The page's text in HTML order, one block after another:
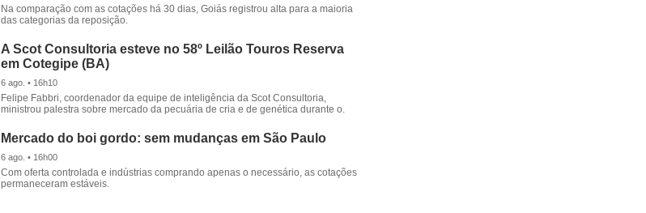
Na comparação com as cotações há 30 dias, Goiás registrou alta para a maioria
das categorias da reposição.
A Scot Consultoria esteve no 58º Leilão Touros Reserva
em Cotegipe (BA)
6 ago. • 16h10
Felipe Fabbri, coordenador da equipe de inteligência da Scot Consultoria,
ministrou palestra sobre mercado da pecuária de cria e de genética durante o.
Mercado do boi gordo: sem mudanças em São Paulo
6 ago. • 16h00
Com oferta controlada e indústrias comprando apenas o necessário, as cotações
permaneceram estáveis.